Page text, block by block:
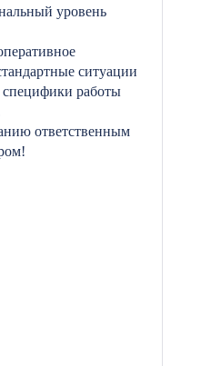
уровень
ситуации
работы
ответственным